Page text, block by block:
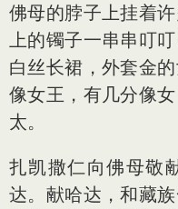
佛母的脖子上挂着
上的镯子一串串叮
白丝长裙，外套金
像女王，有几分像
太。
扎凯撒仁向佛母敬
达。献哈达，和藏